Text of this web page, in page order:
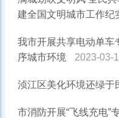
建全国文明城市工作纪
我市开展共享电动单车
序城市环境
2023-03-
浈江区美化环境还绿于
市消防开展“飞线充电”